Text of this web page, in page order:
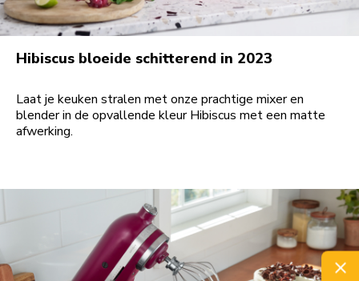
Hibiscus bloeide schitterend in 2023
Laat je keuken stralen met onze prachtige mixer en
blender in de opvallende kleur Hibiscus met een matte
afwerking.